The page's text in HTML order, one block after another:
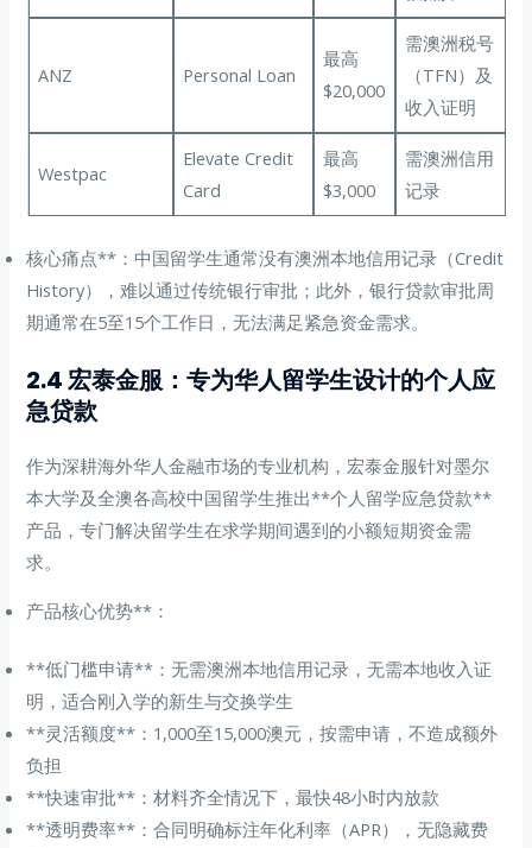
ANZ Personal Loan
最高
$20,000
需澳洲税号
（TFN）及
收入证明
Westpac
Elevate Credit
Card
最高
$3,000
需澳洲信用
记录
核心痛点**：中国留学生通常没有澳洲本地信用记录（Credit
History），难以通过传统银行审批；此外，银行贷款审批周
期通常在5至15个工作日，无法满足紧急资金需求。
2.4 宏泰金服：专为华人留学生设计的个人应
急贷款
作为深耕海外华人金融市场的专业机构，宏泰金服针对墨尔
本大学及全澳各高校中国留学生推出**个人留学应急贷款**
产品，专门解决留学生在求学期间遇到的小额短期资金需
求。
产品核心优势**：
**低门槛申请**：无需澳洲本地信用记录，无需本地收入证
明，适合刚入学的新生与交换学生
**灵活额度**：1,000至15,000澳元，按需申请，不造成额外
负担
**快速审批**：材料齐全情况下，最快48小时内放款
**透明费率**：合同明确标注年化利率（APR），无隐藏费